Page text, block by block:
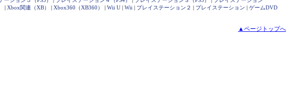
| Xbox関連（XB） | Xbox360（XB360） | Wii U | Wii | プレイステーション２ | プレイステーション | ゲームDVD
▲ページトップへ